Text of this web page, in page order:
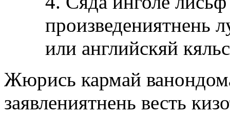
произведениятнень
или английскяй
Жюрись кармай
заявлениятнень весть